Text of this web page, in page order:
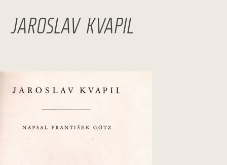
JAROSLAV KVAPIL